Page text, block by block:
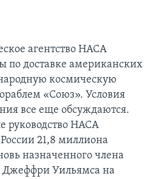
агентство НАСА
по доставке американских
космическую
«Союз». Условия
все еще обсуждаются.
руководство НАСА
21,8 миллиона
назначенного члена
Джеффри Уильямса на